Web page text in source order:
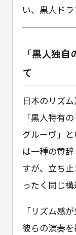
い、黒人ドラ
「黒人独
て
日本のリズ
「黒人特有
グルーヴ」
は一種の賛
すが、立ち
ったく同じ構
「リズム感
彼らの演奏